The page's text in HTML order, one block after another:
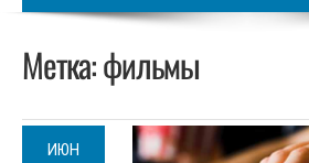
Метка:фильмы
ИЮН